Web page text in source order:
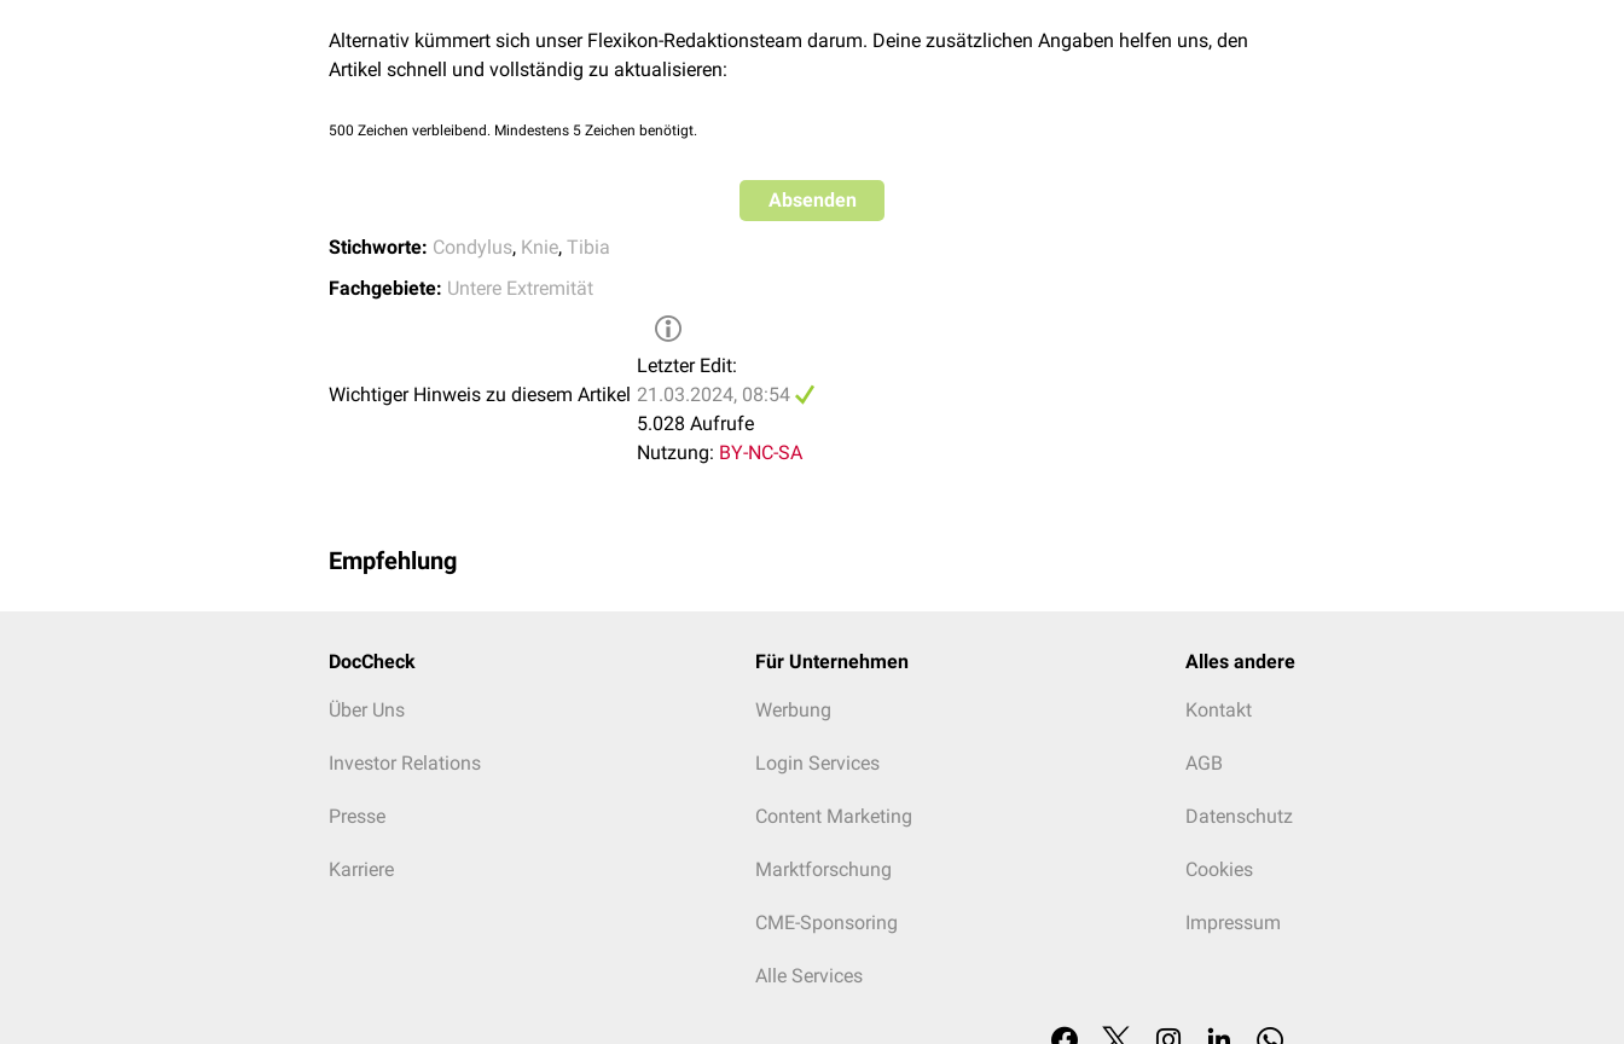
Alternativ kümmert sich unser Flexikon-Redaktionsteam darum. Deine zusätzlichen Angaben helfen uns, den
Artikel schnell und vollständig zu aktualisieren:
500 Zeichen verbleibend. Mindestens 5 Zeichen benötigt.
Absenden
Stichworte: Condylus, Knie, Tibia
Fachgebiete: Untere Extremität
Wichtiger Hinweis zu diesem Artikel
Letzter Edit:
21.03.2024, 08:54
5.028 Aufrufe
Nutzung: BY-NC-SA
Empfehlung
DocCheck
Über Uns
Investor Relations
Presse
Karriere
Für Unternehmen
Werbung
Login Services
Content Marketing
Marktforschung
CME-Sponsoring
Alle Services
Alles andere
Kontakt
AGB
Datenschutz
Cookies
Impressum